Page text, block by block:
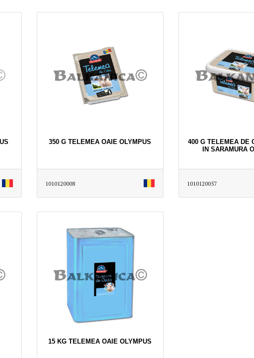
350 G TELEMEA OAIE OLYMPUS
1010120008
400 G TELEMEA DE
IN SARAMURA
1010120057
15 KG TELEMEA OAIE OLYMPUS